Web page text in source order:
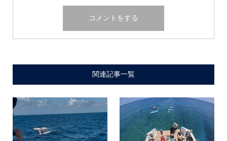
関連記事一覧